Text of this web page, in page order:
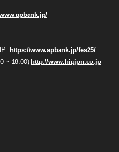
https://www.apbank.jp/fes25/
~ 18:00) http://www.hipjpn.co.jp